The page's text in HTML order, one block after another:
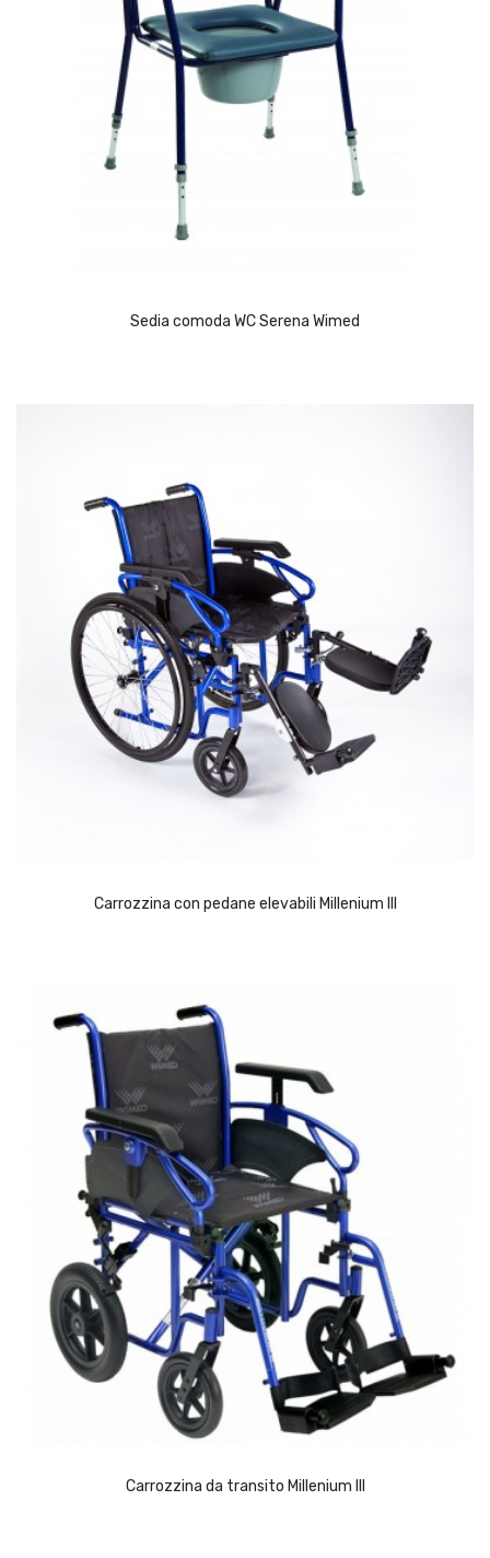
Sedia comoda WC Serena Wimed
Carrozzina con pedane elevabili Millenium III
Carrozzina da transito Millenium III